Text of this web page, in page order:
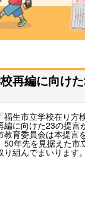
校再編に向け
福生市立学校在り方
編に向けた23の提言
教育委員会は本提言
50年先を見据えた市
組んでまいります